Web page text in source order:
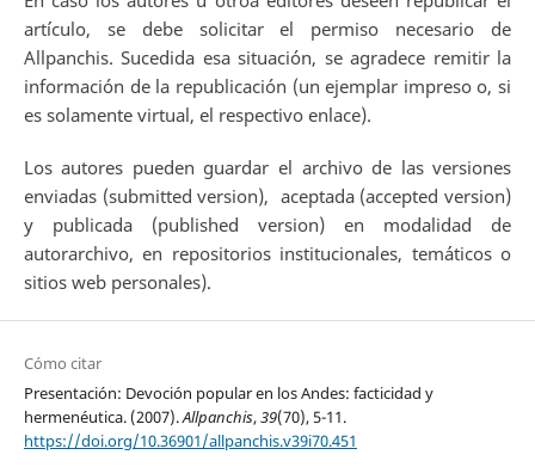
artículo, se debe solicitar el permiso necesario de
Allpanchis. Sucedida esa situación, se agradece remitir la
información de la republicación (un ejemplar impreso o, si
es solamente virtual, el respectivo enlace).
Los autores pueden guardar el archivo de las versiones
enviadas (submitted version), aceptada (accepted version)
y publicada (published version) en modalidad de
autorarchivo, en repositorios institucionales, temáticos o
sitios web personales).
Cómo citar
Presentación: Devoción popular en los Andes: facticidad y
hermenéutica. (2007).Allpanchis,39(70), 5-11.
https://doi.org/10.36901/allpanchis.v39i70.451